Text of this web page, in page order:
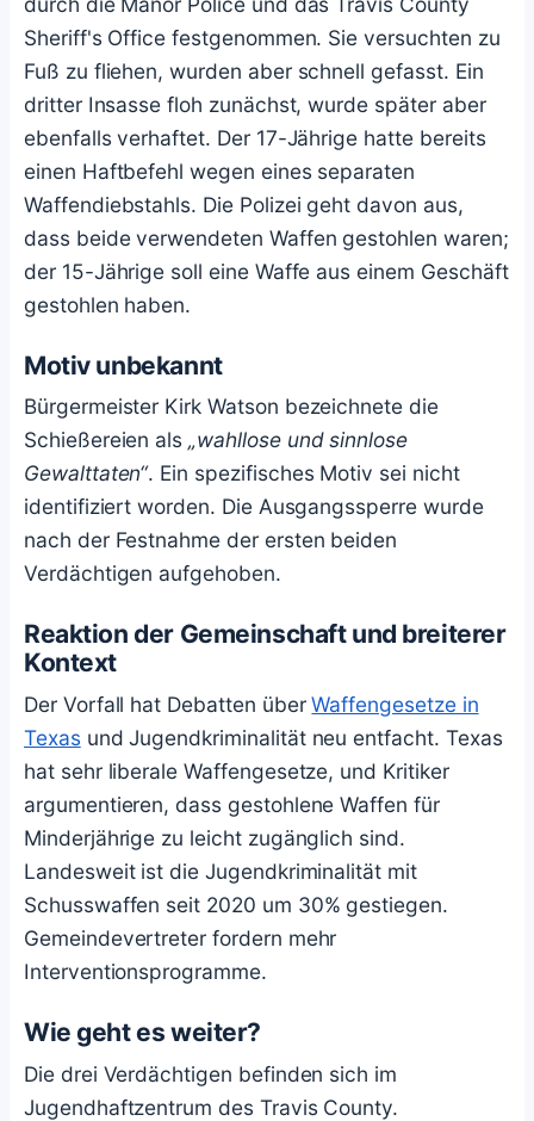
Sheriff's Office festgenommen. Sie versuchten zu
Fuß zu fliehen, wurden aber schnell gefasst. Ein
dritter Insasse floh zunächst, wurde später aber
ebenfalls verhaftet. Der 17-Jährige hatte bereits
einen Haftbefehl wegen eines separaten
Waffendiebstahls. Die Polizei geht davon aus,
dass beide verwendeten Waffen gestohlen waren;
der 15-Jährige soll eine Waffe aus einem Geschäft
gestohlen haben.
Motiv unbekannt
Bürgermeister Kirk Watson bezeichnete die
Schießereien als„wahllose und sinnlose
Gewalttaten“. Ein spezifisches Motiv sei nicht
identifiziert worden. Die Ausgangssperre wurde
nach der Festnahme der ersten beiden
Verdächtigen aufgehoben.
Reaktion der Gemeinschaft und breiterer
Kontext
Der Vorfall hat Debatten überWaffengesetze in
Texas und Jugendkriminalität neu entfacht. Texas
hat sehr liberale Waffengesetze, und Kritiker
argumentieren, dass gestohlene Waffen für
Minderjährige zu leicht zugänglich sind.
Landesweit ist die Jugendkriminalität mit
Schusswaffen seit 2020 um 30% gestiegen.
Gemeindevertreter fordern mehr
Interventionsprogramme.
Wie geht es weiter?
Die drei Verdächtigen befinden sich im
Jugendhaftzentrum des Travis County.